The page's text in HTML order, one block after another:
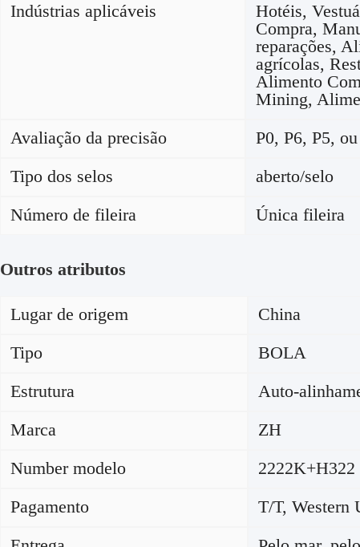
Indústrias aplicáveis
Hotéis,
Compra,
reparações,
agrícolas,
Alimento
Mining,
Avaliação da precisão
P0, P6, P5,
Tipo dos selos
aberto/selo
Número de fileira
Única fileira
Outros atributos
Lugar de origem
China
Tipo
BOLA
Estrutura
Auto-
Marca
ZH
Number modelo
2222K+H322
Pagamento
T/T, Western